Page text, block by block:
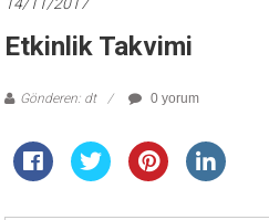
Etkinlik Takvimi
Gönderen: dt 0 yorum